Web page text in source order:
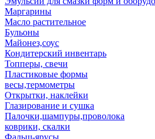
Маргарины
Масло растительное
Бульоны
Майонез,соус
Кондитерский инвентарь
Топперы, свечи
Пластиковые формы
весы,термометры
Открытки, наклейки
Глазирование и сушка
Палочки,шампуры,проволока
коврики, скалки
Фальш-ярусы